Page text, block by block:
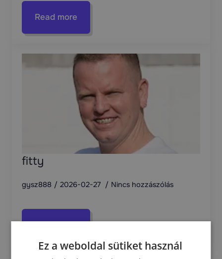
Read more
fitty
gysz888 2026-02-27 Nincs hozzászólás
Ez a weboldal sütiket használ